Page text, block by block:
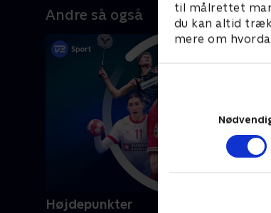
til målrettet
du kan altid
mere om
Andre så også
Højdepunkter